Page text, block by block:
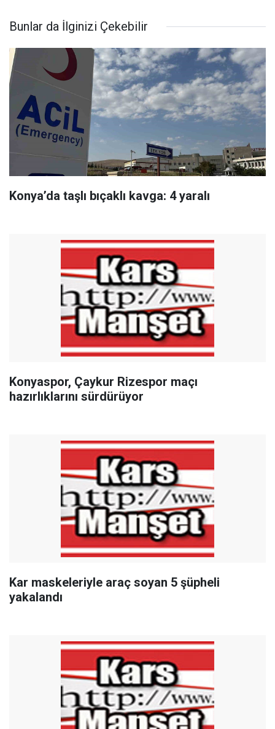
Bunlar da İlginizi Çekebilir
Konya’da taşlı bıçaklı kavga: 4 yaralı
Konyaspor, Çaykur Rizespor maçı
hazırlıklarını sürdürüyor
Kar maskeleriyle araç soyan 5 şüpheli
yakalandı